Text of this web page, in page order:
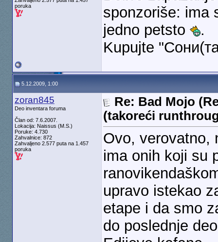
poruka
sponzoriše: ima
jedno petsto
.
Kupujte
5.12.2009, 1:00
zoran845
Deo inventara foruma
Član od: 7.6.2007.
Lokacija: Naissus (M.S.)
Poruke: 4.730
Zahvalnice: 872
Zahvaljeno 2.577 puta na 1.457
poruka
Re: Bad Mojo
(takoreći
Ovo, verovatno,
ima onih koji su
upravo istekao
etape i da smo
do poslednje